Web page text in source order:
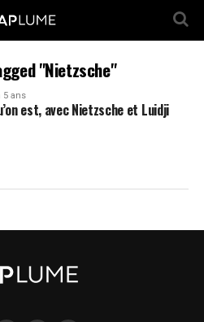
"Nietzsche"
5 ans
est, avec Nietzsche et Luidji